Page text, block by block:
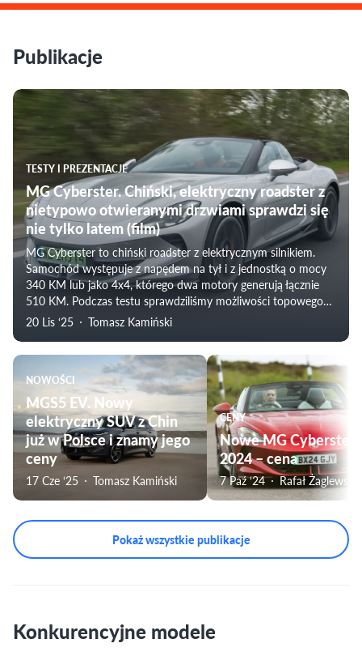
Publikacje
TESTY I PREZENTACJE
MG Cyberster. Chiński, elektryczny roadster z
nietypowo otwieranymi drzwiami sprawdzi się
nie tylko latem (film)
MG Cyberster to chiński roadster z elektrycznym silnikiem.
Samochód występuje z napędem na tył i z jednostką o mocy
340 KM lub jako 4x4, którego dwa motory generują łącznie
510 KM. Podczas testu sprawdziliśmy możliwości topowego
wydania samochodu.
20 Lis ‘25 Tomasz Kamiński
NOWOŚCI
MGS5 EV. Nowy
elektryczny SUV z Chin
już w Polsce i znamy jego
ceny
17 Cze ‘25 Tomasz Kamiński
CENY
Nowe MG Cyberster
2024 – cena
7 Paź ‘24 Rafał Żaglewski
Pokaż wszystkie publikacje
Konkurencyjne modele